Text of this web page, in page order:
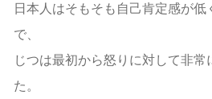
日本人はそもそも自己肯定感が
で、
じつは最初から怒りに対して非常
た。